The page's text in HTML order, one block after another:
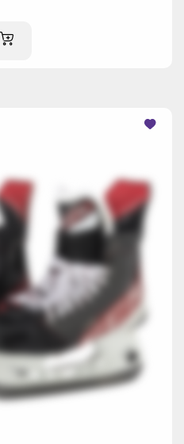
AJOUTER AU PANIER